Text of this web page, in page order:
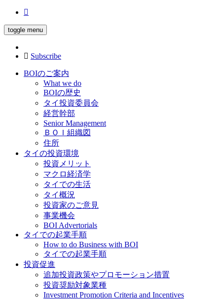
toggle menu
Subscribe
BOIのご案内
What we do
BOIの歴史
タイ投資委員会
経営幹部
Senior Management
ＢＯＩ組織図
住所
タイの投資環境
投資メリット
マクロ経済学
タイでの生活
タイ概況
投資家のご意見
事業機会
BOI Advertorials
タイでの起業手順
How to do Business with BOI
タイでの起業手順
投資促進
追加投資政策やプロモーション措置
投資奨励対象業種
Investment Promotion Criteria and Incentives